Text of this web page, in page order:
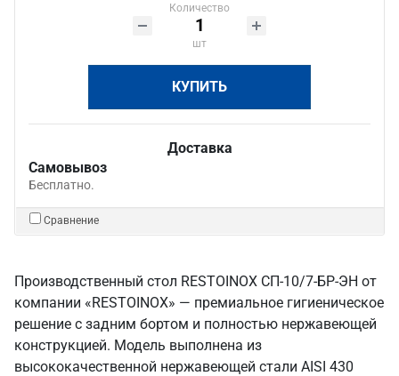
Количество
шт
КУПИТЬ
Доставка
Самовывоз
Бесплатно.
Сравнение
Производственный стол RESTOINOX СП-10/7-БР-ЭН от
компании «RESTOINOX» — премиальное гигиеническое
решение с задним бортом и полностью нержавеющей
конструкцией. Модель выполнена из
высококачественной нержавеющей стали AISI 430